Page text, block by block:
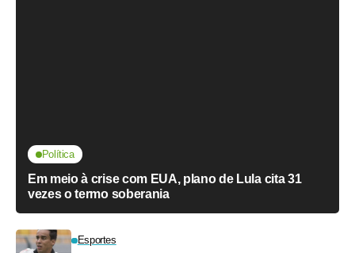
Política
Em meio à crise com EUA, plano de Lula cita 31
vezes o termo soberania
Esportes